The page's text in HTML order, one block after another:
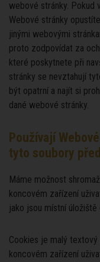
webové stránky. Pokud
Webové stránky
jinými webovými
proto zodpovídat za
které poskytnete při
stránky se nevztahují
být opatrní a najít si
dané webové stránky.
Používají
tyto soubory
Máme možnost
koncovém zařízení
jako jsou místní
Cookies je malý textový
koncovém zařízení